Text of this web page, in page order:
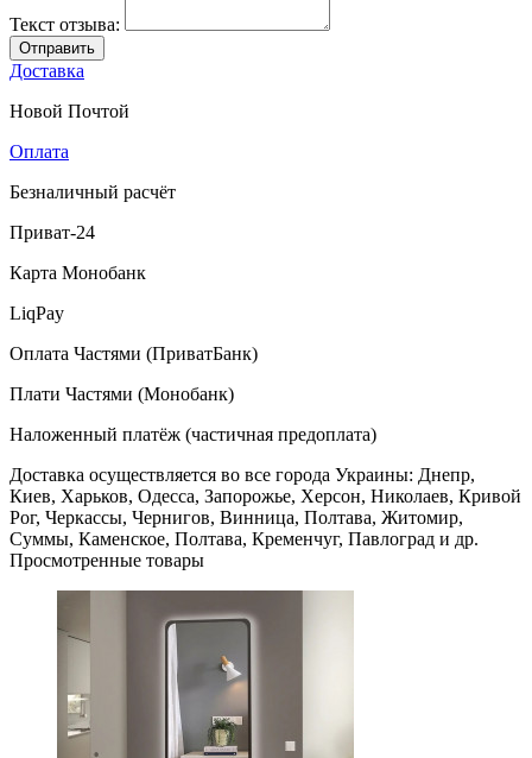
Текст отзыва:
Отправить
Доставка
Новой Почтой
Оплата
Безналичный расчёт
Приват-24
Карта Монобанк
LiqPay
Оплата Частями (ПриватБанк)
Плати Частями (Монобанк)
Наложенный платёж (частичная предоплата)
Доставка осуществляется во все города Украины: Днепр,
Киев, Харьков, Одесса, Запорожье, Херсон, Николаев, Кривой
Рог, Черкассы, Чернигов, Винница, Полтава, Житомир,
Суммы, Каменское, Полтава, Кременчуг, Павлоград и др.
Просмотренные товары